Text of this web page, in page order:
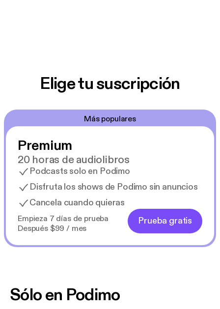
Elige tu suscripción
Más populares
Premium
20 horas de audiolibros
Podcasts solo en Podimo
Disfruta los shows de Podimo sin anuncios
Cancela cuando quieras
Empieza 7 días de prueba
Después $99 / mes
Prueba gratis
Sólo en Podimo